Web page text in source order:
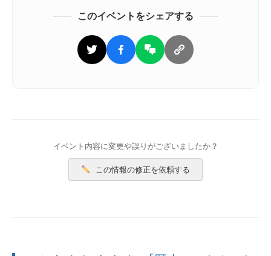
このイベントをシェアする
イベント内容に変更や誤りがございましたか？
この情報の修正を依頼する